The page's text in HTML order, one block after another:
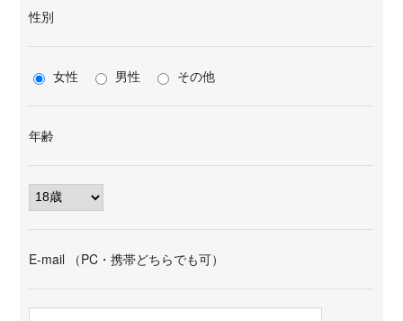
性別
女性 男性 その他
年齢
E-mail （PC・携帯どちらでも可）